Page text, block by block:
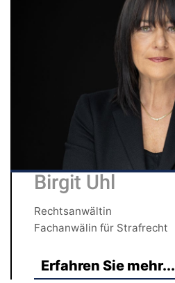
Birgit Uhl
Rechtsanwältin
Fachanwälin für Strafrecht
Erfahren Sie mehr...